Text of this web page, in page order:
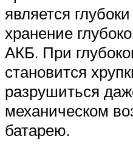
является
хранение
АКБ. При
становится
разрушиться
механическом
батарею.